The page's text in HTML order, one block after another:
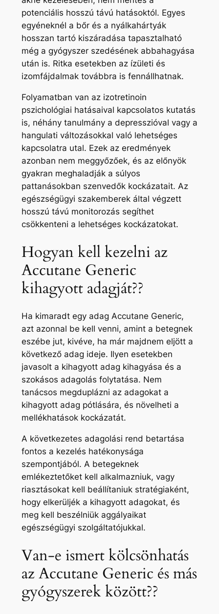
potenciális hosszú távú hatásoktól. Egyes
egyéneknél a bőr és a nyálkahártyák
hosszan tartó kiszáradása tapasztalható
még a gyógyszer szedésének abbahagyása
után is. Ritka esetekben az ízületi és
izomfájdalmak továbbra is fennállhatnak.
Folyamatban van az izotretinoin
pszichológiai hatásaival kapcsolatos kutatás
is, néhány tanulmány a depresszióval vagy a
hangulati változásokkal való lehetséges
kapcsolatra utal. Ezek az eredmények
azonban nem meggyőzőek, és az előnyök
gyakran meghaladják a súlyos
pattanásokban szenvedők kockázatait. Az
egészségügyi szakemberek által végzett
hosszú távú monitorozás segíthet
csökkenteni a lehetséges kockázatokat.
Hogyan kell kezelni az
Accutane Generic
kihagyott adagját??
Ha kimaradt egy adag Accutane Generic,
azt azonnal be kell venni, amint a betegnek
eszébe jut, kivéve, ha már majdnem eljött a
következő adag ideje. Ilyen esetekben
javasolt a kihagyott adag kihagyása és a
szokásos adagolás folytatása. Nem
tanácsos megduplázni az adagokat a
kihagyott adag pótlására, és növelheti a
mellékhatások kockázatát.
A következetes adagolási rend betartása
fontos a kezelés hatékonysága
szempontjából. A betegeknek
emlékeztetőket kell alkalmazniuk, vagy
riasztásokat kell beállítaniuk stratégiaként,
hogy elkerüljék a kihagyott adagokat, és
meg kell beszélniük aggályaikat
egészségügyi szolgáltatójukkal.
Van-e ismert kölcsönhatás
az Accutane Generic és más
gyógyszerek között??